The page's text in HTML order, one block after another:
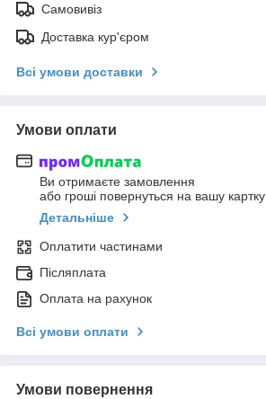
Самовивіз
Доставка кур'єром
Всі умови доставки
Умови оплати
Ви отримаєте замовлення
або гроші повернуться на вашу картку
Детальніше
Оплатити частинами
Післяплата
Оплата на рахунок
Всі умови оплати
Умови повернення